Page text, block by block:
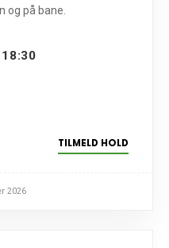
og på bane.
TILMELD HOLD
2026